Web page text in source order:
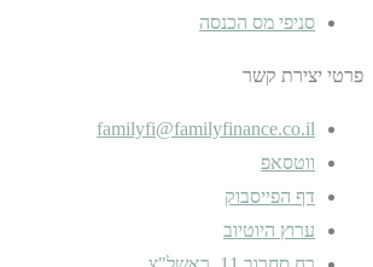
סניפי מס הכנסה
פרטי יצירת קשר
familyfi@familyfinance.co.il
ווטסאפ
דף הפייסבוק
ערוץ היוטיוב